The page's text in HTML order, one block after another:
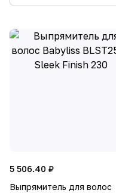
5 506.40 ₽
Выпрямитель для волос